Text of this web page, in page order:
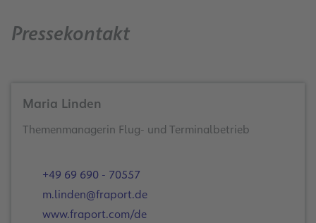
Pressekontakt
Maria Linden
Themenmanagerin Flug- und Terminalbetrieb
+49 69 690 - 70557
m.linden@fraport.de
www.fraport.com/de